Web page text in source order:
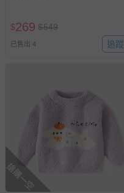
$269 $549
已售出 4 追蹤
搶購一空